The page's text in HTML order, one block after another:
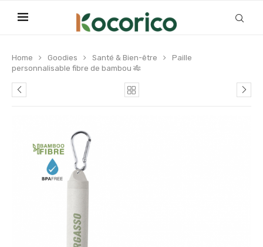
Home Goodies Santé & Bien-être
Paille
personnalisable fibre de bambou 🎋